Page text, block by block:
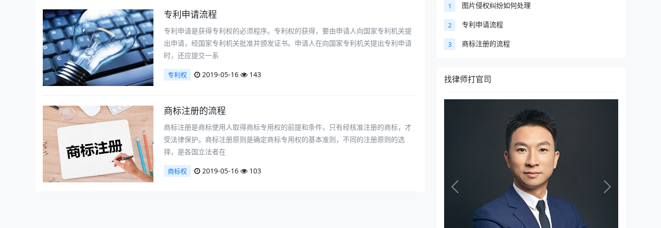
专利申请流程
专利申请是获得专利权的必须程序。专利权的获得，要由申请人向国家专利机关提
出申请，经国家专利机关批准并颁发证书。申请人在向国家专利机关提出专利申请
时，还应提交一系
专利权 2019-05-16 143
商标注册的流程
商标注册是商标使用人取得商标专用权的前提和条件，只有经核准注册的商标，才
受法律保护。商标注册原则是确定商标专用权的基本准则，不同的注册原则的选
择，是各国立法者在
商标权 2019-05-16 103
1 图片侵权纠纷如何处理
2 专利申请流程
3 商标注册的流程
找律师打官司
Previous Next